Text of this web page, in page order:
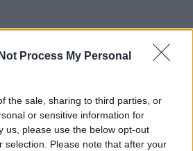
Process My Personal
the sale, sharing to third parties, or
or sensitive information for
us, please use the below opt-out
selection. Please note that after your
w dziewiątym kręgu
dusze: